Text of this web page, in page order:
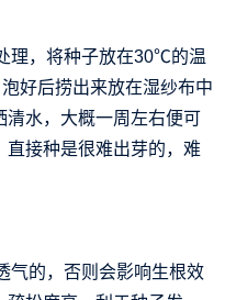
理，将种子放在30℃的温
好后捞出来放在湿纱布中
清水，大概一周左右便可
直接种是很难出芽的，难
气的，否则会影响生根效